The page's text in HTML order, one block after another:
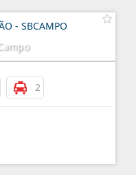
- SBCAMPO
2